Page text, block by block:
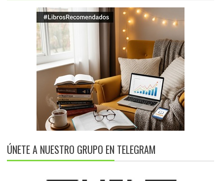
ÚNETE A NUESTRO GRUPO EN TELEGRAM